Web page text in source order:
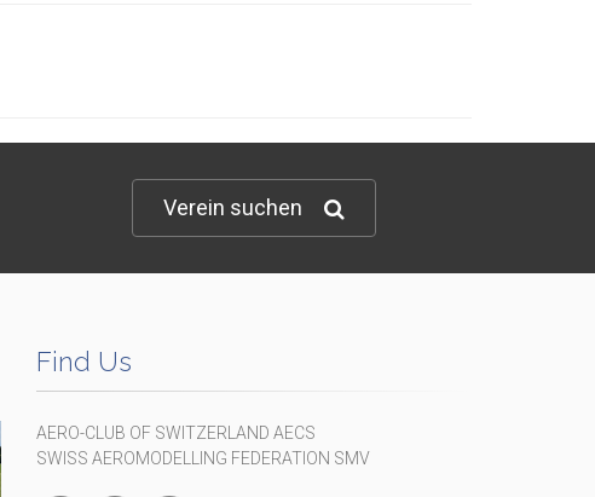
Verein suchen
Find Us
AERO-CLUB OF SWITZERLAND AECS
SWISS AEROMODELLING FEDERATION SMV